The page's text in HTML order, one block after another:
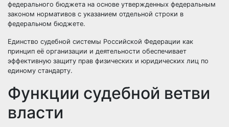
федерального бюджета на основе утвержденных федеральным
законом нормативов с указанием отдельной строки в
федеральном бюджете.
Единство судебной системы Российской Федерации как
принцип её организации и деятельности обеспечивает
эффективную защиту прав физических и юридических лиц по
единому стандарту.
Функции судебной ветви
власти